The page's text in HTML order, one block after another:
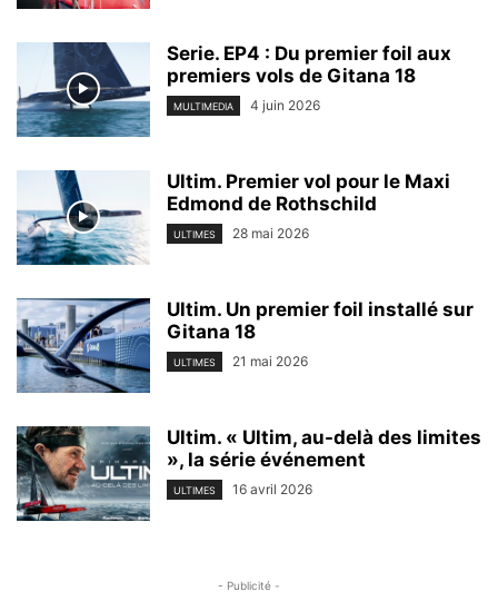
Serie. EP4 : Du premier foil aux
premiers vols de Gitana 18
MULTIMEDIA 4 juin 2026
Ultim. Premier vol pour le Maxi
Edmond de Rothschild
ULTIMES 28 mai 2026
Ultim. Un premier foil installé sur
Gitana 18
ULTIMES 21 mai 2026
Ultim. « Ultim, au-delà des limites
», la série événement
ULTIMES 16 avril 2026
- Publicité -